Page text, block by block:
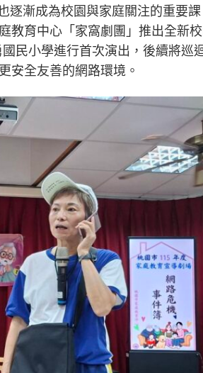
逐漸成為校園與家庭關注的重要課
教育中心「家窩劇團」推出全新
民小學進行首次演出，後續將巡
安全友善的網路環境。